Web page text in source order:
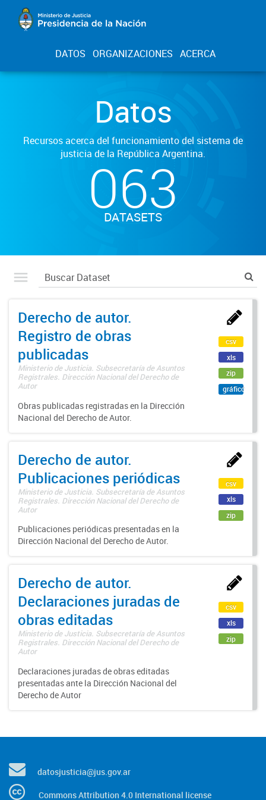
DATOS ORGANIZACIONES ACERCA
Datos
Recursos acerca del funcionamiento del sistema de
justicia de la República Argentina.
063
DATASETS
Derecho de autor.
Registro de obras
publicadas
Ministerio de Justicia. Subsecretaría de Asuntos
Registrales. Dirección Nacional del Derecho de
Autor
Obras publicadas registradas en la Dirección
Nacional del Derecho de Autor.
csv
xls
zip
gráfico
Derecho de autor.
Publicaciones periódicas
Ministerio de Justicia. Subsecretaría de Asuntos
Registrales. Dirección Nacional del Derecho de
Autor
Publicaciones periódicas presentadas en la
Dirección Nacional del Derecho de Autor.
csv
xls
zip
Derecho de autor.
Declaraciones juradas de
obras editadas
Ministerio de Justicia. Subsecretaría de Asuntos
Registrales. Dirección Nacional del Derecho de
Autor
Declaraciones juradas de obras editadas
presentadas ante la Dirección Nacional del
Derecho de Autor
csv
xls
zip
datosjusticia@jus.gov.ar
Commons Attribution 4.0 International license